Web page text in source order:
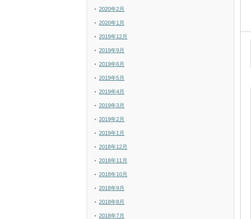
2020年2月
2020年1月
2019年12月
2019年9月
2019年6月
2019年5月
2019年4月
2019年3月
2019年2月
2019年1月
2018年12月
2018年11月
2018年10月
2018年9月
2018年8月
2018年7月